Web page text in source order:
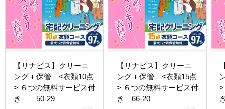
【リナビス】クリーニ
ング＋保管 <衣類10点
> ６つの無料サービス付
き 50-29
【リナビス】クリーニ
ング＋保管 <衣類15点
> ６つの無料サービス付
き 66-20